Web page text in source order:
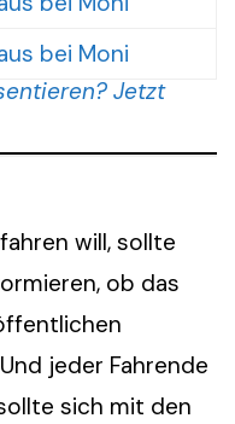
Jetzt
will, sollte
ob das
jeder Fahrende
sich mit den